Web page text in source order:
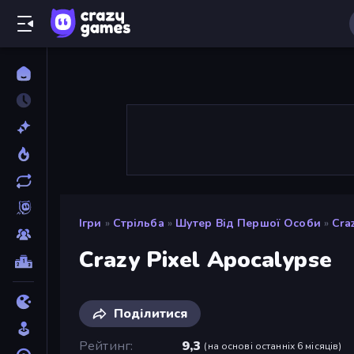
Ігри » Стрільба » Шутер Від Першої Особи »
Crazy Pixel Apocalypse
Поділитися
Рейтинг
9,3 (на основі останніх 6 місяців)